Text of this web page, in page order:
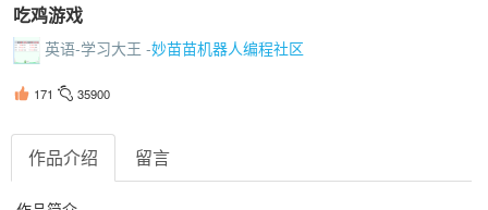
吃鸡游戏
英语-学习大王 -妙苗苗机器人编程社区
171 35900
作品介绍 留言